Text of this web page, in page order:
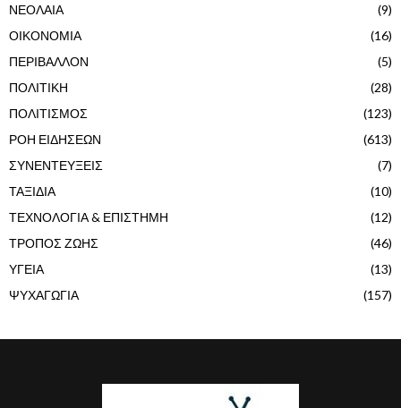
ΝΕΟΛΑΙΑ
(9)
ΟΙΚΟΝΟΜΙΑ
(16)
ΠΕΡΙΒΑΛΛΟΝ
(5)
ΠΟΛΙΤΙΚΗ
(28)
ΠΟΛΙΤΙΣΜΟΣ
(123)
ΡΟΗ ΕΙΔΗΣΕΩΝ
(613)
ΣΥΝΕΝΤΕΥΞΕΙΣ
(7)
ΤΑΞΙΔΙΑ
(10)
ΤΕΧΝΟΛΟΓΙΑ & ΕΠΙΣΤΗΜΗ
(12)
ΤΡΟΠΟΣ ΖΩΗΣ
(46)
ΥΓΕΙΑ
(13)
ΨΥΧΑΓΩΓΙΑ
(157)